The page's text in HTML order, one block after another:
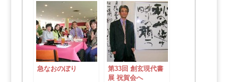
急なおのぼり
第33回 創玄現代書
展 祝賀会へ